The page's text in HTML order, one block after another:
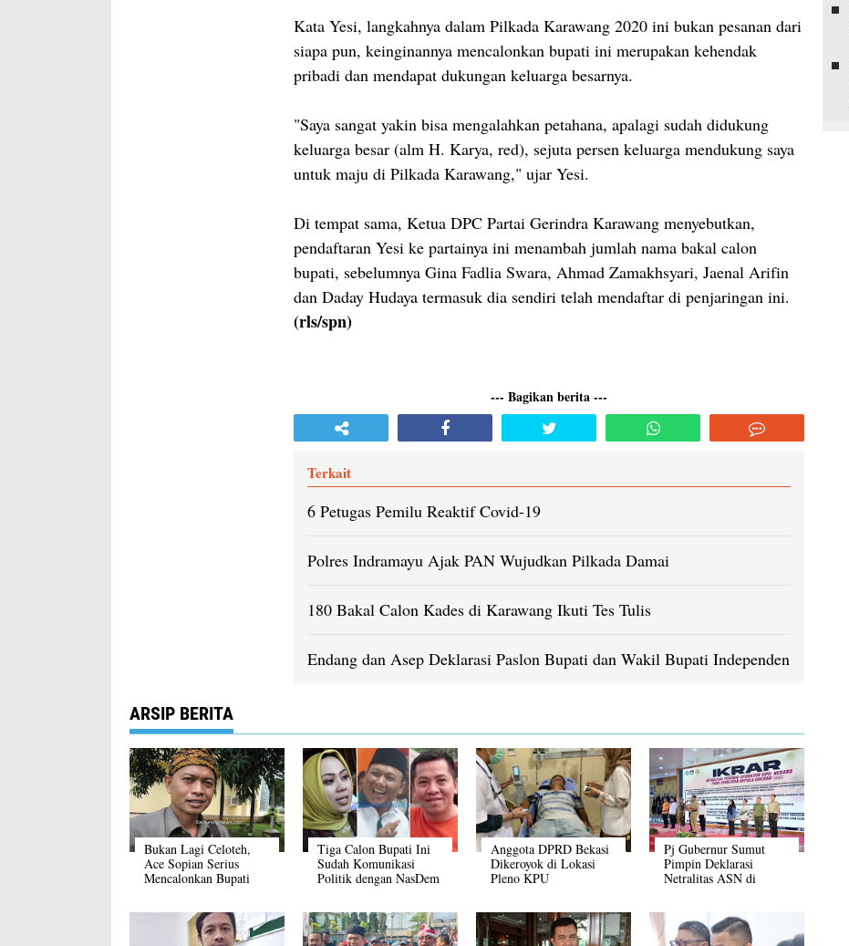
Kata Yesi, langkahnya dalam Pilkada Karawang 2020 ini bukan pesanan dari
siapa pun, keinginannya mencalonkan bupati ini merupakan kehendak
pribadi dan mendapat dukungan keluarga besarnya.
"Saya sangat yakin bisa mengalahkan petahana, apalagi sudah didukung
keluarga besar (alm H. Karya, red), sejuta persen keluarga mendukung saya
untuk maju di Pilkada Karawang," ujar Yesi.
Di tempat sama, Ketua DPC Partai Gerindra Karawang menyebutkan,
pendaftaran Yesi ke partainya ini menambah jumlah nama bakal calon
bupati, sebelumnya Gina Fadlia Swara, Ahmad Zamakhsyari, Jaenal Arifin
dan Daday Hudaya termasuk dia sendiri telah mendaftar di penjaringan ini.
(rls/spn)
--- Bagikan berita ---
Terkait
6 Petugas Pemilu Reaktif Covid-19
Polres Indramayu Ajak PAN Wujudkan Pilkada Damai
180 Bakal Calon Kades di Karawang Ikuti Tes Tulis
Endang dan Asep Deklarasi Paslon Bupati dan Wakil Bupati Independen
ARSIP BERITA
Bukan Lagi Celoteh,
Ace Sopian Serius
Mencalonkan Bupati
Tiga Calon Bupati Ini
Sudah Komunikasi
Politik dengan NasDem
Anggota DPRD Bekasi
Dikeroyok di Lokasi
Pleno KPU
Pj Gubernur Sumut
Pimpin Deklarasi
Netralitas ASN di